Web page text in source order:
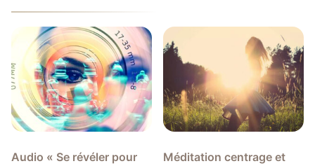
Audio « Se révéler pour
Méditation centrage et